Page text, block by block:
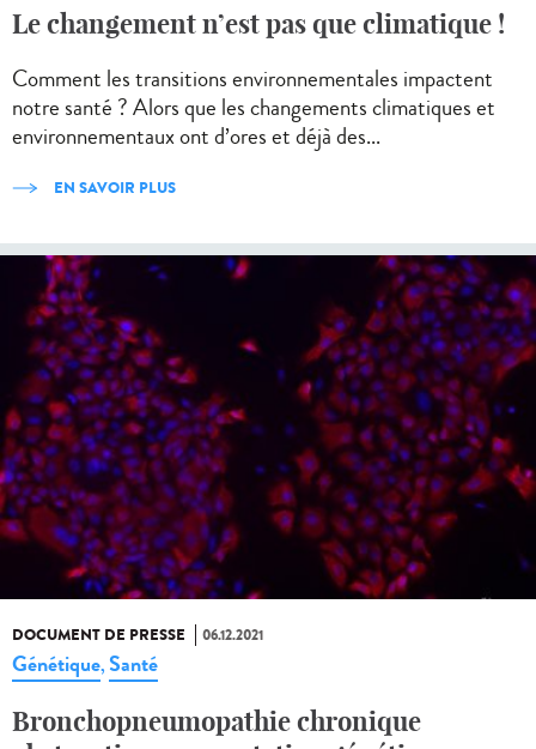
Le changement n’est pas que climatique !
Comment les transitions environnementales impactent
notre santé ? Alors que les changements climatiques et
environnementaux ont d’ores et déjà des...
EN SAVOIR PLUS
DOCUMENT DE PRESSE 06.12.2021
Génétique,Santé
Bronchopneumopathie chronique